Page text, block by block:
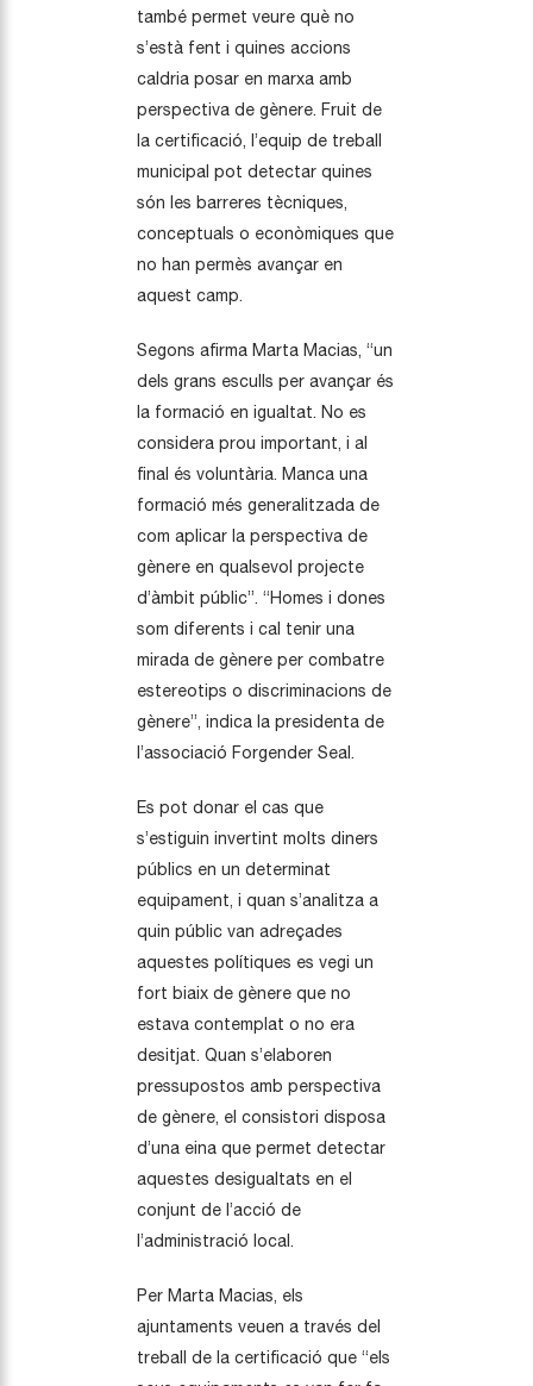
també permet veure què no
s’està fent i quines accions
caldria posar en marxa amb
perspectiva de gènere. Fruit de
la certificació, l’equip de treball
municipal pot detectar quines
són les barreres tècniques,
conceptuals o econòmiques que
no han permès avançar en
aquest camp.
Segons afirma Marta Macias, “un
dels grans esculls per avançar és
la formació en igualtat. No es
considera prou important, i al
final és voluntària. Manca una
formació més generalitzada de
com aplicar la perspectiva de
gènere en qualsevol projecte
d’àmbit públic”. “Homes i dones
som diferents i cal tenir una
mirada de gènere per combatre
estereotips o discriminacions de
gènere”, indica la presidenta de
l’associació Forgender ­Seal.
Es pot donar el cas que
s’estiguin invertint molts diners
públics en un determinat
equipament, i quan s’analitza a
quin públic van adreçades
aquestes polítiques es vegi un
fort biaix de gènere que no
estava contemplat o no era
desitjat. Quan s’elaboren
pressupostos amb perspectiva
de gènere, el consistori disposa
d’una eina que permet detectar
aquestes desigualtats en el
conjunt de l’acció de
l’administració local.
Per Marta Macias, els
ajuntaments veuen a través del
treball de la certificació que “els